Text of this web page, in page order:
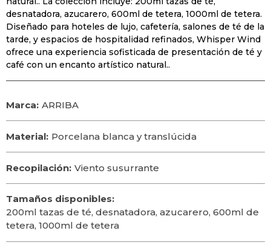
desnatadora, azucarero, 600ml de tetera, 1000ml de tetera.
Diseñado para hoteles de lujo, cafetería, salones de té de la
tarde, y espacios de hospitalidad refinados, Whisper Wind
ofrece una experiencia sofisticada de presentación de té y
café con un encanto artístico natural..
Marca: ARRIBA
Material: Porcelana blanca y translúcida
Recopilación: Viento susurrante
Tamaños disponibles:
200ml tazas de té, desnatadora, azucarero, 600ml de
tetera, 1000ml de tetera